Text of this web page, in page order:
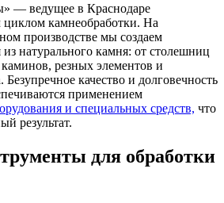
— ведущее в Краснодаре
камнеобработки. На
производстве мы создаем
натурального камня: от столешниц
резных элементов и
Безупречное качество и долговечность
применением
и специальных средств, что
результат.
для обработки